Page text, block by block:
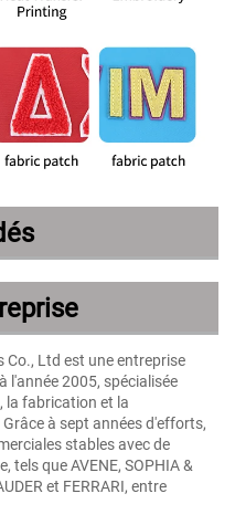
Co., Ltd est une entreprise
l'année 2005, spécialisée
la fabrication et la
à sept années d'efforts,
stables avec de
tels que AVENE, SOPHIA &
et FERRARI, entre